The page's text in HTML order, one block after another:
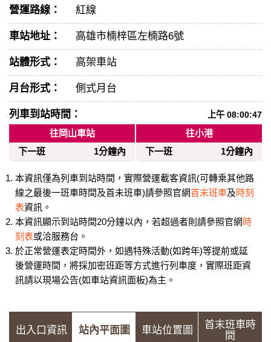
營運路線： 紅線
車站地址： 高雄市楠梓區左楠路6號
站體形式： 高架車站
月台形式： 側式月台
列車到站時間： 上午 08:00:47
往岡山車站
下一班
1分鐘內
往小港
下一班
1分鐘內
本資訊僅為列車到站時間，實際營運載客資訊(可轉乘其他路
線之最後一班車時間及首未班車)請參照官網首末班車及時刻
表資訊。
本資訊顯示到站時間20分鐘以內，若超過者則請參照官網 時
刻表或洽服務台。
於正常營運表定時間外，如遇特殊活動(如跨年)等提前或延
後營運時間，將採加密班距等方式進行列車度，實際班距資
訊請以現場公告(如車站資訊面板)為主。
出入口資訊 站內平面圖 車站位置圖
首末班車時
間